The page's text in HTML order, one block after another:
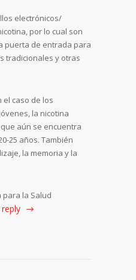
electrónicos/
por lo cual son
puerta de entrada para
tradicionales y otras
el caso de los
la nicotina
aún se encuentra
25 años. También
la memoria y la
para la Salud